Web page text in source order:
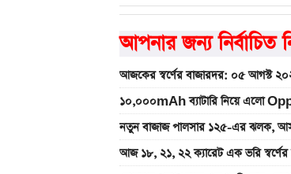
আপনার জন্য নির্বাচিত
আজকের স্বর্ণের বাজারদর: ০৫ আগস্ট
১০,০০০mAh ব্যাটারি নিয়ে এলো
নতুন বাজাজ পালসার ১২৫-এর ঝলক,
আজ ১৮, ২১, ২২ ক্যারেট এক ভরি স্বর্ণের